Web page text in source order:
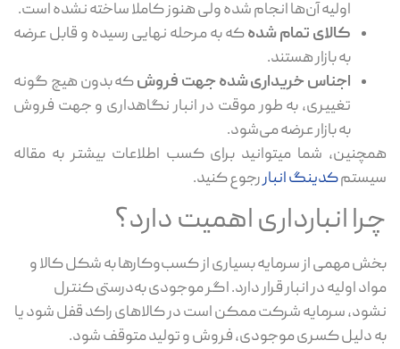
اولیه آن‌ها انجام شده ولی هنوز کاملا ساخته نشده است.
کالای تمام شدهکه به مرحله نهایی رسیده و قابل عرضه
به بازار هستند.
اجناس خریداری شده جهت فروشکه بدون هیچ گونه
تغییری، به طور موقت در انبار نگاهداری و جهت فروش
به بازار عرضه می‌شود.
شما میتوانید برای کسب اطلاعات بیشتر به مقاله
کدینگ انباررجوع کنید.
انبارداری اهمیت دارد؟
مهمی از سرمایه بسیاری از کسب‌وکارها به شکل کالا و
اولیه در انبار قرار دارد. اگر موجودی به‌درستی کنترل
سرمایه شرکت ممکن است در کالاهای راکد قفل شود یا
دلیل کسری موجودی، فروش و تولید متوقف شود.